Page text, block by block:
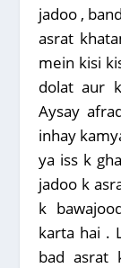
jadoo ,
asrat
mein kisi
dolat aur
Aysay
inhay
ya iss k
jadoo k
k
karta hai .
bad asrat